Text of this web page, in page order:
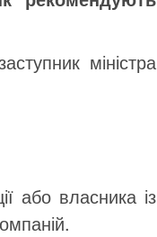
міністра
або власника із